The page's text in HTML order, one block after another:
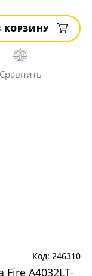
КОРЗИНУ
246310
A4032LT-